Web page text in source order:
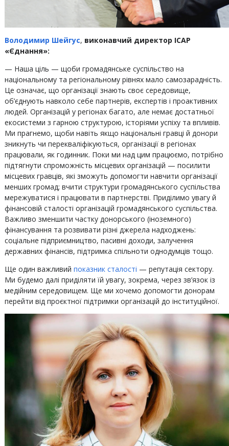
Володимир Шейгус, виконавчий директор ІСАР
«Єднання»:
— Наша ціль — щоби громадянське суспільство на
національному та регіональному рівнях мало самозарадність.
Це означає, що організації знають своє середовище,
об’єднують навколо себе партнерів, експертів і проактивних
людей. Організацій у регіонах багато, але немає достатньої
екосистеми з гарною структурою, історіями успіху та впливів.
Ми прагнемо, щоби навіть якщо національні гравці й донори
зникнуть чи перекваліфікуються, організації в регіонах
працювали, як годинник. Поки ми над цим працюємо, потрібно
підтягнути спроможність місцевих організацій — посилити
місцевих гравців, які зможуть допомогти навчити організації
менших громад; вчити структури громадянського суспільства
мережуватися і працювати в партнерстві. Приділимо увагу й
фінансовій сталості організацій громадянського суспільства.
Важливо зменшити частку донорського (іноземного)
фінансування та розвивати різні джерела надходжень:
соціальне підприємництво, пасивні доходи, залучення
державних фінансів, підтримка спільноти однодумців тощо.
Ще один важливий показник сталості — репутація сектору.
Ми будемо далі приділяти їй увагу, зокрема, через зв’язок із
медійним середовищем. Ще ми хочемо допомогти донорам
перейти від проєктної підтримки організацій до інституційної.